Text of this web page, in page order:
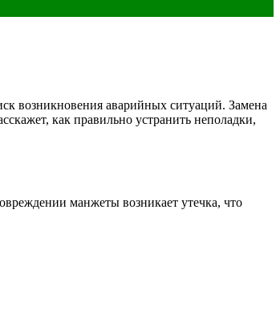
возникновения аварийных ситуаций. Замена
как правильно устранить неполадки,
манжеты возникает утечка, что